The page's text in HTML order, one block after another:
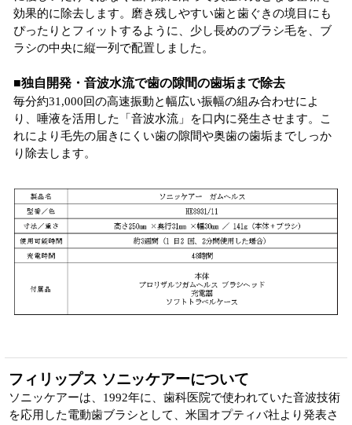
効果的に除去します。磨き残しやすい歯と歯ぐきの境目にも
ぴったりとフィットするように、少し長めのブラシ毛を、ブ
ラシの中央に縦一列で配置しました。
■独自開発・音波水流で歯の隙間の歯垢まで除去
毎分約31,000回の高速振動と幅広い振幅の組み合わせによ
り、唾液を活用した「音波水流」を口内に発生させます。こ
れにより毛先の届きにくい歯の隙間や奥歯の歯垢までしっか
り除去します。
フィリップス ソニッケアーについて
ソニッケアーは、1992年に、歯科医院で使われていた音波技術
を応用した電動歯ブラシとして、米国オプティバ社より発表さ